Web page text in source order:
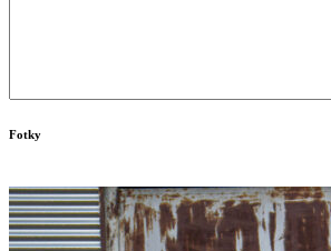
Fotky